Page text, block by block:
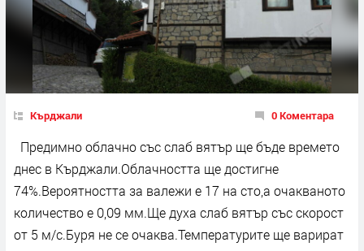
Кърджали 0 Коментара
Предимно облачно със слаб вятър ще бъде времето
днес в Кърджали.Облачността ще достигне
74%.Вероятността за валежи е 17 на сто,а очакваното
количество е 0,09 мм.Ще духа слаб вятър със скорост
от 5 м/с.Буря не се очаква.Температурите ще варират